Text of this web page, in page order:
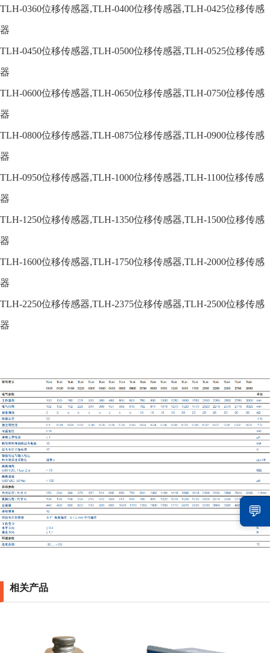
TLH-0360位移传感器,TLH-0400位移传感器,TLH-0425位移传感
器
TLH-0450位移传感器,TLH-0500位移传感器,TLH-0525位移传感
器
TLH-0600位移传感器,TLH-0650位移传感器,TLH-0750位移传感
器
TLH-0800位移传感器,TLH-0875位移传感器,TLH-0900位移传感
器
TLH-0950位移传感器,TLH-1000位移传感器,TLH-1100位移传感
器
TLH-1250位移传感器,TLH-1350位移传感器,TLH-1500位移传感
器
TLH-1600位移传感器,TLH-1750位移传感器,TLH-2000位移传感
器
TLH-2250位移传感器,TLH-2375位移传感器,TLH-2500位移传感
器
相关产品
💬